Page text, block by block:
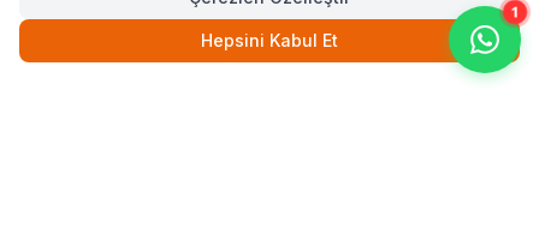
1
Hepsini Kabul Et